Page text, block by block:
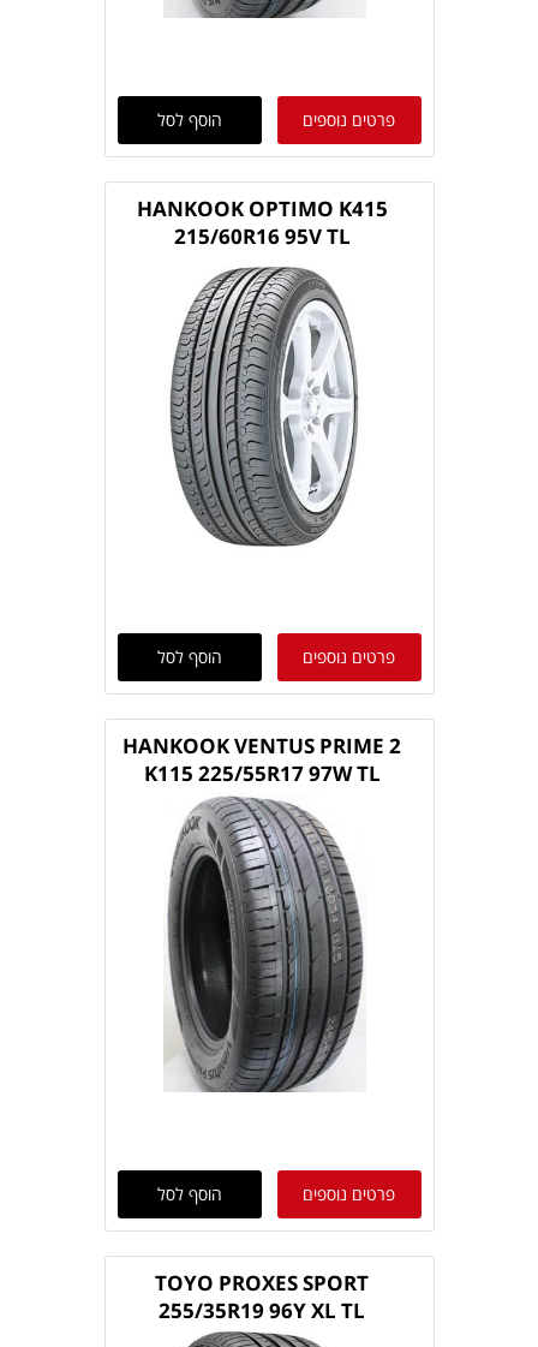
פרטים נוספים הוסף לסל
HANKOOK OPTIMO K415
215/60R16 95V TL
פרטים נוספים הוסף לסל
HANKOOK VENTUS PRIME 2
K115 225/55R17 97W TL
פרטים נוספים הוסף לסל
TOYO PROXES SPORT
255/35R19 96Y XL TL